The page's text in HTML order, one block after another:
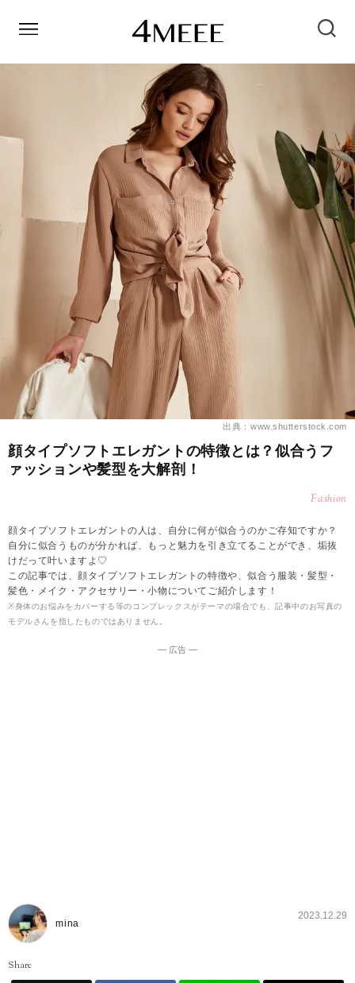
出典：www.shutterstock.com
顔タイプソフトエレガントの特徴とは？似合うフ
ァッションや髪型を大解剖！
Fashion
顔タイプソフトエレガントの人は、自分に何が似合うのかご存知ですか？
自分に似合うものが分かれば、もっと魅力を引き立てることができ、垢抜
けだって叶いますよ♡
この記事では、顔タイプソフトエレガントの特徴や、似合う服装・髪型・
髪色・メイク・アクセサリー・小物についてご紹介します！
※身体のお悩みをカバーする等のコンプレックスがテーマの場合でも、記事中のお写真の
モデルさんを指したものではありません。
― 広告 ―
mina
2023.12.29
Share